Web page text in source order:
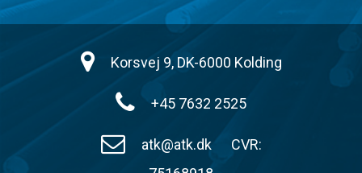
Korsvej 9, DK-6000 Kolding
+45 7632 2525
atk@atk.dk
CVR: